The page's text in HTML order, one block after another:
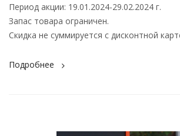
Период акции: 19.01.2024-29.02.2024 г.
Запас товара ограничен.
Скидка не суммируется с дисконтной
Подробнее